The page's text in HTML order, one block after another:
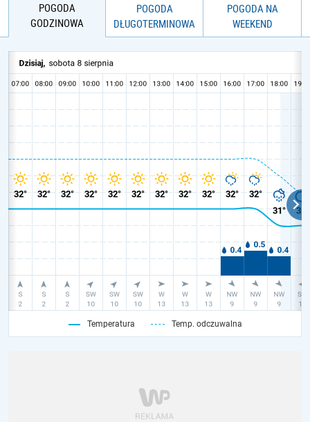
POGODA
GODZINOWA
POGODA
DŁUGOTERMINOWA
POGODA NA
WEEKEND
Temperatura Temp. odczuwalna